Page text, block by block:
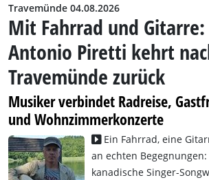
Travemünde 04.08.2026
Mit Fahrrad und Gitarre:
Antonio Piretti kehrt
Travemünde zurück
Musiker verbindet Radreise,
und Wohnzimmerkonzerte
Ein Fahrrad, eine
an echten
kanadische Singer-